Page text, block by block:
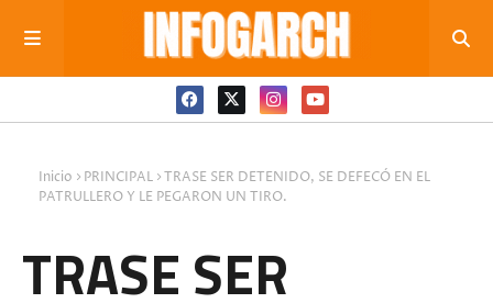
Inicio PRINCIPAL TRASE SER DETENIDO, SE DEFECÓ EN EL
PATRULLERO Y LE PEGARON UN TIRO.
TRASE SER